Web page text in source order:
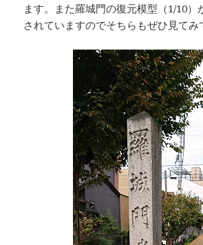
ます。また羅城門の復元模型（1/10）
されていますのでそちらもぜひ見てみ